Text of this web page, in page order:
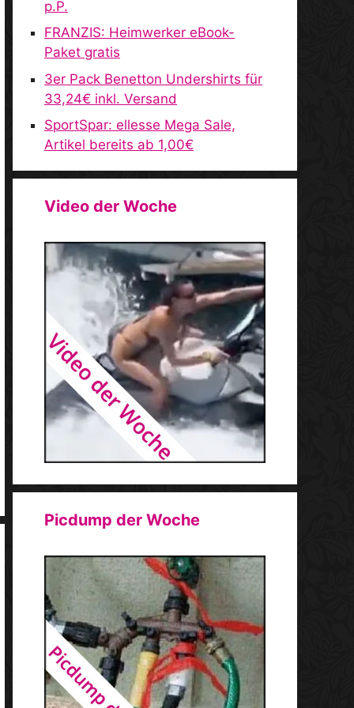
p.P.
FRANZIS: Heimwerker eBook-
Paket gratis
3er Pack Benetton Undershirts für
33,24€ inkl. Versand
SportSpar: ellesse Mega Sale,
Artikel bereits ab 1,00€
Video der Woche
Picdump der Woche